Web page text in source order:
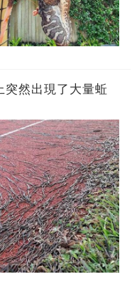
突然出現了大量蚯